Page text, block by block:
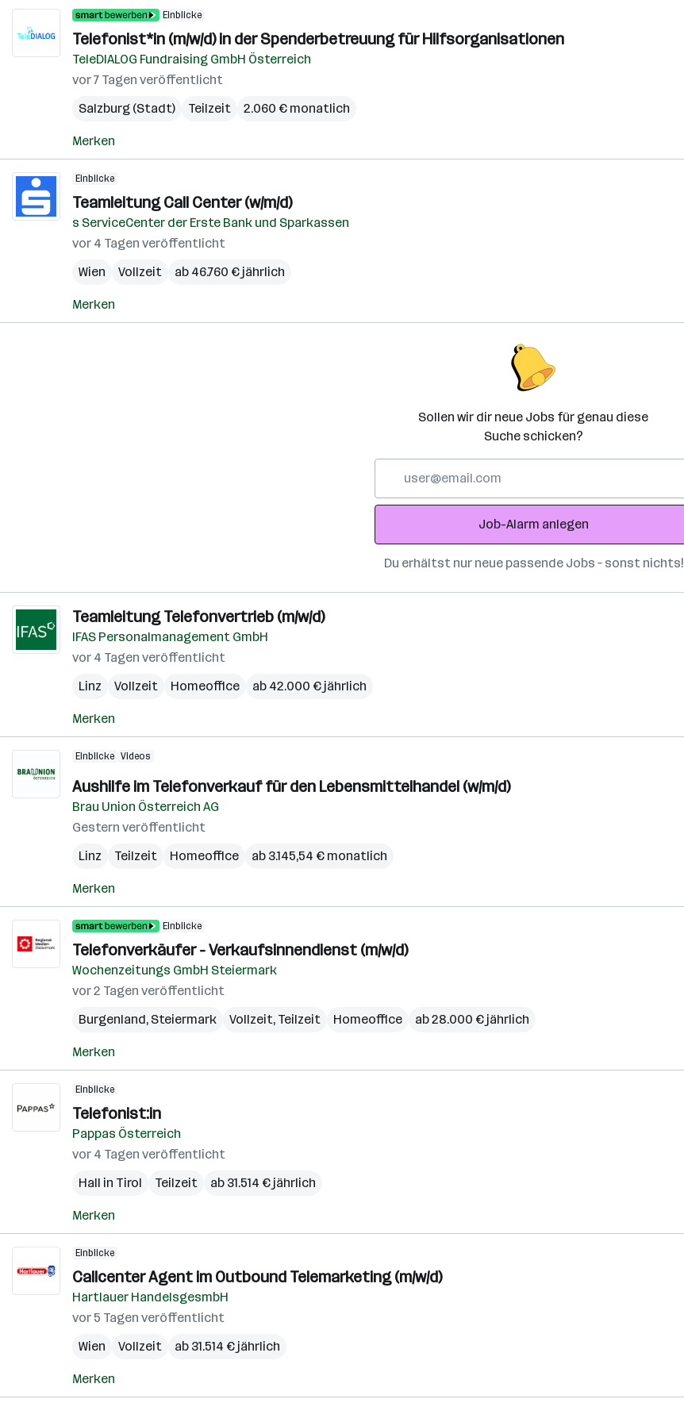
Einblicke
Telefonist*in (m/w/d) in der Spenderbetreuung für Hilfsorganisationen
TeleDIALOG Fundraising GmbH Österreich
vor 7 Tagen veröffentlicht
Salzburg (Stadt)
Teilzeit 2.060 € monatlich
Merken
Einblicke
Teamleitung Call Center (w/m/d)
s ServiceCenter der Erste Bank und Sparkassen
vor 4 Tagen veröffentlicht
Wien
Vollzeit ab 46.760 € jährlich
Merken
Sollen wir dir neue Jobs für genau diese
Suche schicken?
Adresse
Job-Alarm anlegen
Du erhältst nur neue passende Jobs – sonst nichts!
Teamleitung Telefonvertrieb (m/w/d)
IFAS Personalmanagement GmbH
vor 4 Tagen veröffentlicht
Linz
Vollzeit Homeoffice ab 42.000 € jährlich
Merken
Einblicke Videos
Aushilfe im Telefonverkauf für den Lebensmittelhandel (w/m/d)
Brau Union Österreich AG
Gestern veröffentlicht
Linz
Teilzeit Homeoffice ab 3.145,54 € monatlich
Merken
Einblicke
Telefonverkäufer - Verkaufsinnendienst (m/w/d)
Wochenzeitungs GmbH Steiermark
vor 2 Tagen veröffentlicht
Burgenland, Steiermark Vollzeit, Teilzeit Homeoffice ab 28.000 € jährlich
Merken
Einblicke
Telefonist:in
Pappas Österreich
vor 4 Tagen veröffentlicht
Hall in Tirol
Teilzeit ab 31.514 € jährlich
Merken
Einblicke
Callcenter Agent im Outbound Telemarketing (m/w/d)
Hartlauer HandelsgesmbH
vor 5 Tagen veröffentlicht
Wien
Vollzeit ab 31.514 € jährlich
Merken